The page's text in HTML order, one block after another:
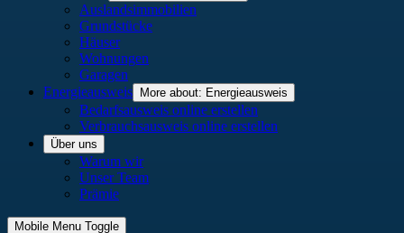
Auslandsimmobilien
Grundstücke
Häuser
Wohnungen
Garagen
Energieausweis More about: Energieausweis
Bedarfsausweis online erstellen
Verbrauchsausweis online erstellen
Über uns
Warum wir
Unser Team
Prämie
Mobile Menu Toggle